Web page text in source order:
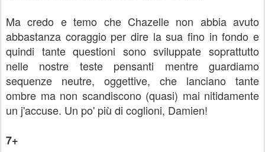
Ma credo e temo che Chazelle non abbia avuto
abbastanza coraggio per dire la sua fino in fondo e
quindi tante questioni sono sviluppate soprattutto
nelle nostre teste pensanti mentre guardiamo
sequenze neutre, oggettive, che lanciano tante
ombre ma non scandiscono (quasi) mai nitidamente
un j'accuse. Un po' più di coglioni, Damien!
7+